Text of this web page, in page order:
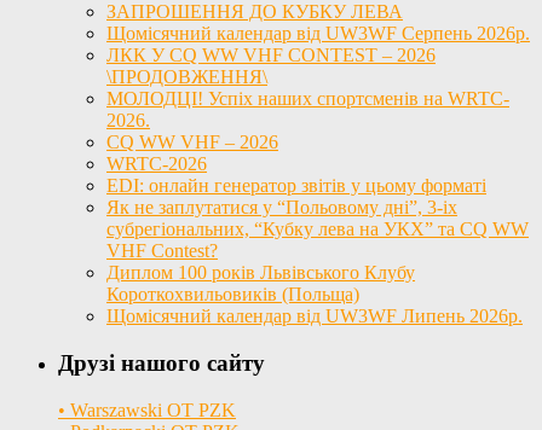
ЗАПРОШЕННЯ ДО КУБКУ ЛЕВА
Щомісячний календар від UW3WF Серпень 2026р.
ЛКК У CQ WW VHF CONTEST – 2026
\ПРОДОВЖЕННЯ\
МОЛОДЦІ! Успіх наших спортсменів на WRTC-
2026.
CQ WW VHF – 2026
WRTC-2026
EDI: онлайн генератор звітів у цьому форматі
Як не заплутатися у “Польовому дні”, 3-іх
субрегіональних, “Кубку лева на УКХ” та CQ WW
VHF Contest?
Диплом 100 років Львівського Клубу
Короткохвильовиків (Польща)
Щомісячний календар від UW3WF Липень 2026р.
Друзі нашого сайту
• Warszawski OT PZK